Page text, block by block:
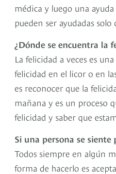
médica y luego una
pueden ser ayudadas
¿Dónde se encuentra la
La felicidad a veces es
felicidad en el licor o en
es reconocer que la
mañana y es un proceso
felicidad y saber que
Si una persona se
Todos siempre en algún
forma de hacerlo es